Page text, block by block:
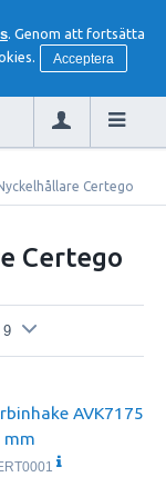
. Genom att fortsätta
Acceptera
Certego
Certego
9
AVK7175
mm